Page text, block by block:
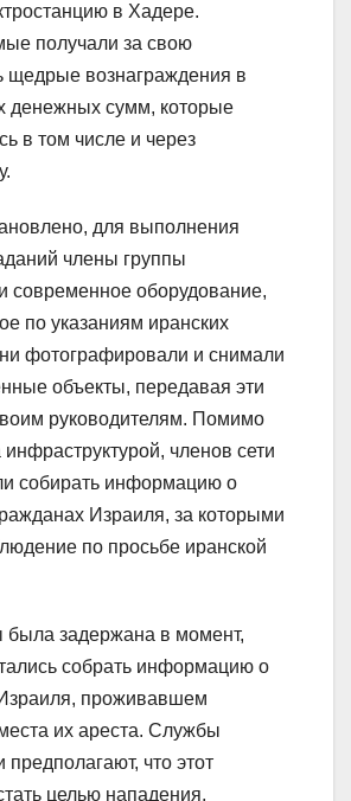
в Хадере.
получали за свою
щедрые вознаграждения в
денежных сумм, которые
в том числе и через
для выполнения
члены группы
современное оборудование,
по указаниям иранских
фотографировали и снимали
объекты, передавая эти
руководителям. Помимо
членов сети
собирать информацию о
Израиля, за которыми
по просьбе иранской
была задержана в момент,
собрать информацию о
проживавшем
их ареста. Службы
предполагают, что этот
целью нападения,